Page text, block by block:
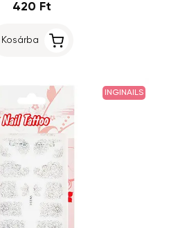
420 Ft
Kosárba
INGINAILS